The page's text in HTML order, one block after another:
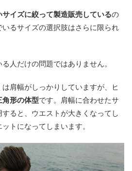
サイズに絞って製造販売しているの
るサイズの選択肢はさらに限られ
人だけの問題ではありません。
は肩幅がしっかりしていますが、ヒ
角形の体型です。肩幅に合わせたサ
ると、ウエストが大きくなってし
トになってしまいます。